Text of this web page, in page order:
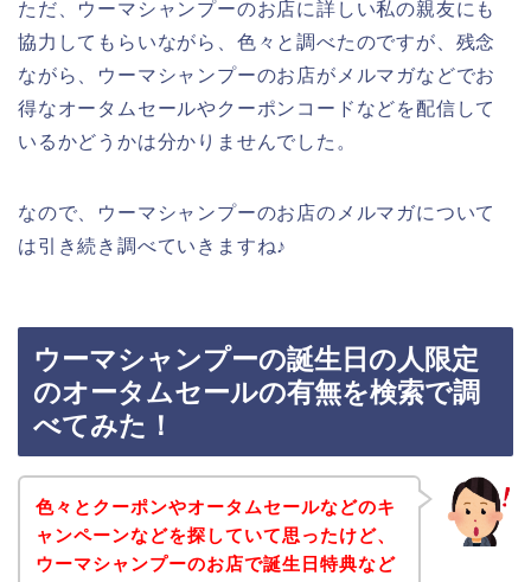
ただ、ウーマシャンプーのお店に詳しい私の親友にも
協力してもらいながら、色々と調べたのですが、残念
ながら、ウーマシャンプーのお店がメルマガなどでお
得なオータムセールやクーポンコードなどを配信して
いるかどうかは分かりませんでした。
なので、ウーマシャンプーのお店のメルマガについて
は引き続き調べていきますね♪
ウーマシャンプーの誕生日の人限定
のオータムセールの有無を検索で調
べてみた！
色々とクーポンやオータムセールなどのキ
ャンペーンなどを探していて思ったけど、
ウーマシャンプーのお店で誕生日特典など